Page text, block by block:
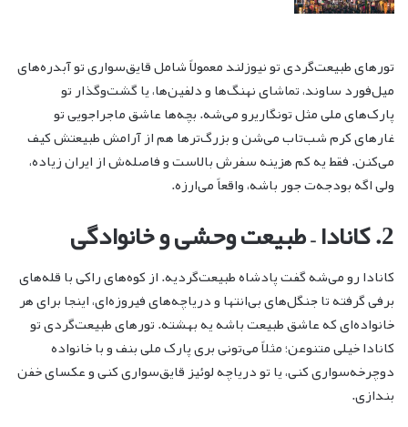
تورهای طبیعت‌گردی تو نیوزلند معمولاً شامل قایق‌سواری تو آبدره‌های
میل‌فورد ساوند، تماشای نهنگ‌ها و دلفین‌ها، یا گشت‌وگذار تو
پارک‌های ملی مثل تونگاریرو می‌شه. بچه‌ها عاشق ماجراجویی تو
غارهای کرم شب‌تاب می‌شن و بزرگ‌ترها هم از آرامش طبیعتش کیف
می‌کنن. فقط یه کم هزینه سفرش بالاست و فاصله‌ش از ایران زیاده،
ولی اگه بودجه‌ت جور باشه، واقعاً می‌ارزه.
2. کانادا – طبیعت وحشی و خانوادگی
کانادا رو می‌شه گفت پادشاه طبیعت‌گردیه. از کوه‌های راکی با قله‌های
برفی گرفته تا جنگل‌های بی‌انتها و دریاچه‌های فیروزه‌ای، اینجا برای هر
خانواده‌ای که عاشق طبیعت باشه یه بهشته. تورهای طبیعت‌گردی تو
کانادا خیلی متنوعن؛ مثلاً می‌تونی بری پارک ملی بنف و با خانواده
دوچرخه‌سواری کنی، یا تو دریاچه لوئیز قایق‌سواری کنی و عکسای خفن
بندازی.